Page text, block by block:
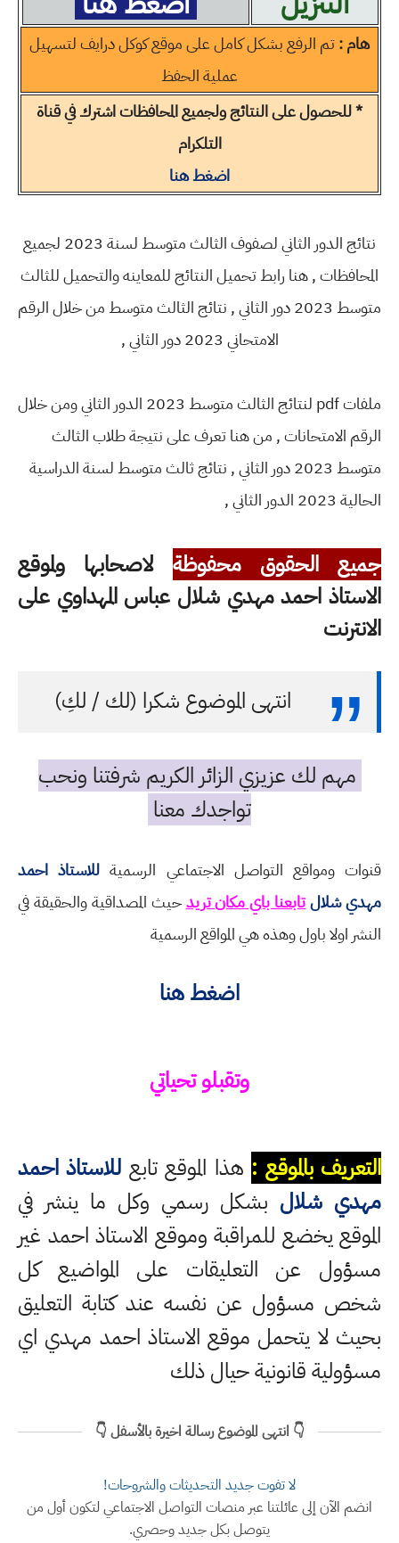
هام :تم الرفع بشكل كامل على موقع كوكل درايف لتسهيل
عملية الحفظ
* للحصول على النتائج ولجميع المحافظات اشترك في قناة
التلكرام
اضغط هنا
نتائج الدور الثاني لصفوف الثالث متوسط لسنة 2023 لجميع
المحافظات , هنا رابط تحميل النتائج للمعاينه والتحميل للثالث
متوسط 2023 دور الثاني , نتائج الثالث متوسط من خلال الرقم
الامتحاني 2023 دور الثاني ,
ملفات pdf لنتائج الثالث متوسط 2023 الدور الثاني ومن خلال
الرقم الامتحانات , من هنا تعرف على نتيجة طلاب الثالث
متوسط 2023 دور الثاني , نتائج ثالث متوسط لسنة الدراسية
الحالية 2023 الدور الثاني ,
جميع الحقوق محفوظة لاصحابها ولموقع
الاستاذ احمد مهدي شلال عباس المهداوي على
الانترنت
انتهى الموضوع شكرا (لك / لكِ)
مهم لك عزيزي الزائر الكريم شرفتنا ونحب
تواجدك معنا
قنوات ومواقع التواصل الاجتماعي الرسمية للاستاذ احمد
مهدي شلالتابعنا باي مكان تريدحيث المصداقية والحقيقة في
النشر اولا باول وهذه هي المواقع الرسمية
اضغط هنا
وتقبلو تحياتي
التعريف بالموقع : هذا الموقع تابع للاستاذ احمد
مهدي شلال بشكل رسمي وكل ما ينشر في
الموقع يخضع للمراقبة وموقع الاستاذ احمد غير
مسؤول عن التعليقات على المواضيع كل
شخص مسؤول عن نفسه عند كتابة التعليق
بحيث لا يتحمل موقع الاستاذ احمد مهدي اي
مسؤولية قانونية حيال ذلك
👇 انتهى الموضوع رسالة اخيرة بالأسفل 👇
لا تفوت جديد التحديثات والشروحات!
انضم الآن إلى عائلتنا عبر منصات التواصل الاجتماعي لتكون أول من
يتوصل بكل جديد وحصري.